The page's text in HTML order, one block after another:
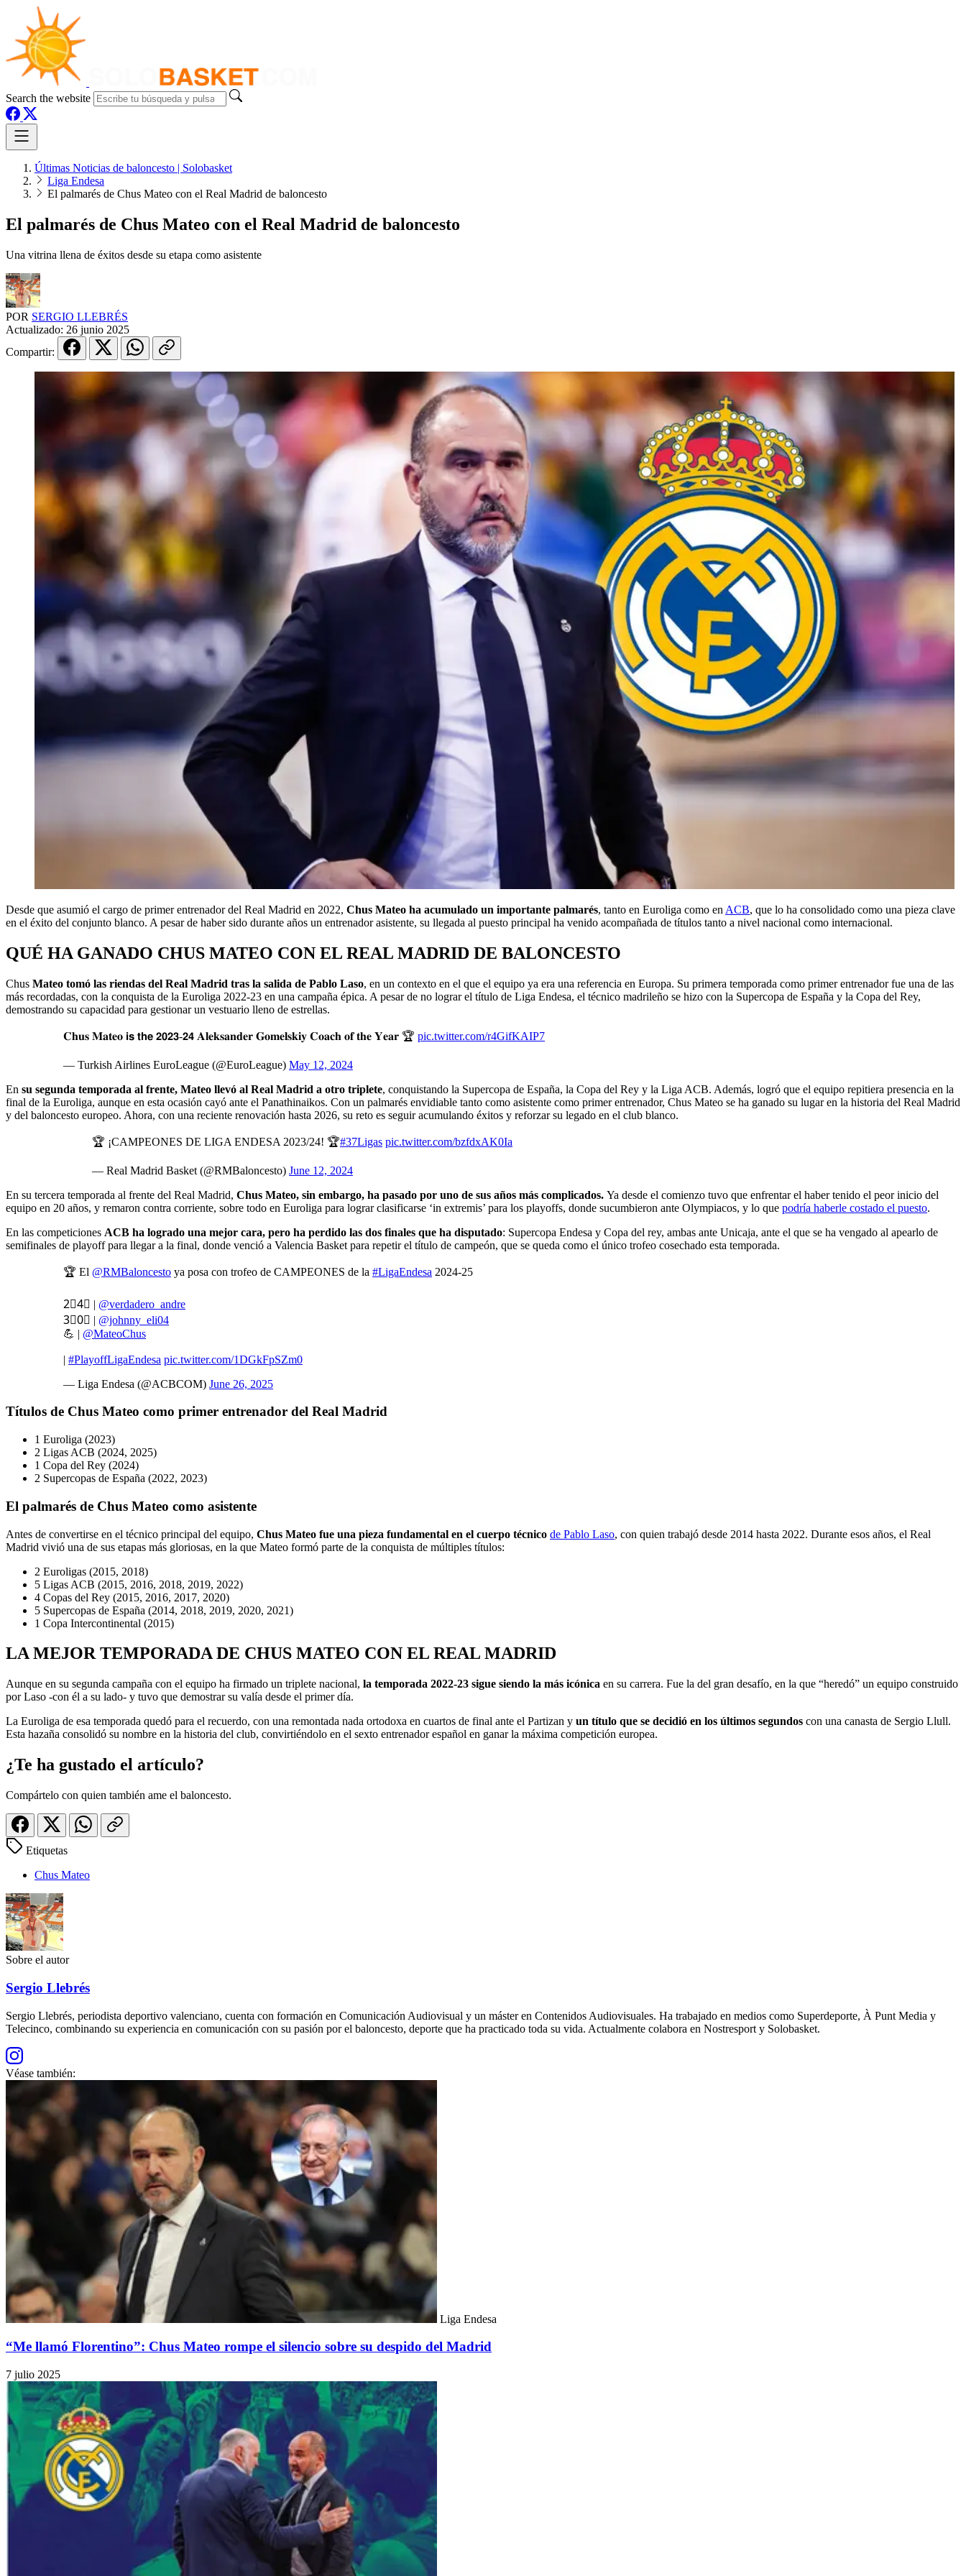
Search the website
Últimas Noticias de baloncesto | Solobasket
Liga Endesa
El palmarés de Chus Mateo con el Real Madrid de baloncesto
El palmarés de Chus Mateo con el Real Madrid de baloncesto
Una vitrina llena de éxitos desde su etapa como asistente
POR SERGIO LLEBRÉS
Actualizado: 26 junio 2025
Compartir:
Desde que asumió el cargo de primer entrenador del Real Madrid en 2022, Chus Mateo ha acumulado un importante palmarés, tanto en Euroliga como en ACB, que lo ha consolidado como una pieza clave
en el éxito del conjunto blanco. A pesar de haber sido durante años un entrenador asistente, su llegada al puesto principal ha venido acompañada de títulos tanto a nivel nacional como internacional.
QUÉ HA GANADO CHUS MATEO CON EL REAL MADRID DE BALONCESTO
Chus Mateo tomó las riendas del Real Madrid tras la salida de Pablo Laso, en un contexto en el que el equipo ya era una referencia en Europa. Su primera temporada como primer entrenador fue una de las
más recordadas, con la conquista de la Euroliga 2022-23 en una campaña épica. A pesar de no lograr el título de Liga Endesa, el técnico madrileño se hizo con la Supercopa de España y la Copa del Rey,
demostrando su capacidad para gestionar un vestuario lleno de estrellas.
𝐂𝐡𝐮𝐬 𝐌𝐚𝐭𝐞𝐨 𝗶𝘀 𝘁𝗵𝗲 𝟮𝟬𝟮𝟯-𝟮𝟰 𝐀𝐥𝐞𝐤𝐬𝐚𝐧𝐝𝐞𝐫 𝐆𝐨𝐦𝐞𝐥𝐬𝐤𝐢𝐲 𝐂𝐨𝐚𝐜𝐡 𝐨𝐟 𝐭𝐡𝐞 𝐘𝐞𝐚𝐫 🏆 pic.twitter.com/r4GifKAIP7
— Turkish Airlines EuroLeague (@EuroLeague) May 12, 2024
En su segunda temporada al frente, Mateo llevó al Real Madrid a otro triplete, conquistando la Supercopa de España, la Copa del Rey y la Liga ACB. Además, logró que el equipo repitiera presencia en la
final de la Euroliga, aunque en esta ocasión cayó ante el Panathinaikos. Con un palmarés envidiable tanto como asistente como primer entrenador, Chus Mateo se ha ganado su lugar en la historia del Real Madrid
y del baloncesto europeo. Ahora, con una reciente renovación hasta 2026, su reto es seguir acumulando éxitos y reforzar su legado en el club blanco.
🏆 ¡CAMPEONES DE LIGA ENDESA 2023/24! 🏆#37Ligas pic.twitter.com/bzfdxAK0Ia
— Real Madrid Basket (@RMBaloncesto) June 12, 2024
En su tercera temporada al frente del Real Madrid, Chus Mateo, sin embargo, ha pasado por uno de sus años más complicados. Ya desde el comienzo tuvo que enfrentar el haber tenido el peor inicio del
equipo en 20 años, y remaron contra corriente, sobre todo en Euroliga para lograr clasificarse ‘in extremis’ para los playoffs, donde sucumbieron ante Olympiacos, y lo que podría haberle costado el puesto.
En las competiciones ACB ha logrado una mejor cara, pero ha perdido las dos finales que ha disputado: Supercopa Endesa y Copa del rey, ambas ante Unicaja, ante el que se ha vengado al apearlo de
semifinales de playoff para llegar a la final, donde venció a Valencia Basket para repetir el título de campeón, que se queda como el único trofeo cosechado esta temporada.
🏆 El @RMBaloncesto ya posa con trofeo de CAMPEONES de la #LigaEndesa 2024-25
2⃣4⃣ | @verdadero_andre
3⃣0⃣ | @johnny_eli04
💪 | @MateoChus
| #PlayoffLigaEndesa pic.twitter.com/1DGkFpSZm0
— Liga Endesa (@ACBCOM) June 26, 2025
Títulos de Chus Mateo como primer entrenador del Real Madrid
1 Euroliga (2023)
2 Ligas ACB (2024, 2025)
1 Copa del Rey (2024)
2 Supercopas de España (2022, 2023)
El palmarés de Chus Mateo como asistente
Antes de convertirse en el técnico principal del equipo, Chus Mateo fue una pieza fundamental en el cuerpo técnico de Pablo Laso, con quien trabajó desde 2014 hasta 2022. Durante esos años, el Real
Madrid vivió una de sus etapas más gloriosas, en la que Mateo formó parte de la conquista de múltiples títulos:
2 Euroligas (2015, 2018)
5 Ligas ACB (2015, 2016, 2018, 2019, 2022)
4 Copas del Rey (2015, 2016, 2017, 2020)
5 Supercopas de España (2014, 2018, 2019, 2020, 2021)
1 Copa Intercontinental (2015)
LA MEJOR TEMPORADA DE CHUS MATEO CON EL REAL MADRID
Aunque en su segunda campaña con el equipo ha firmado un triplete nacional, la temporada 2022-23 sigue siendo la más icónica en su carrera. Fue la del gran desafío, en la que “heredó” un equipo construido
por Laso -con él a su lado- y tuvo que demostrar su valía desde el primer día.
La Euroliga de esa temporada quedó para el recuerdo, con una remontada nada ortodoxa en cuartos de final ante el Partizan y un título que se decidió en los últimos segundos con una canasta de Sergio Llull.
Esta hazaña consolidó su nombre en la historia del club, convirtiéndolo en el sexto entrenador español en ganar la máxima competición europea.
¿Te ha gustado el artículo?
Compártelo con quien también ame el baloncesto.
Etiquetas
Chus Mateo
Sobre el autor
Sergio Llebrés
Sergio Llebrés, periodista deportivo valenciano, cuenta con formación en Comunicación Audiovisual y un máster en Contenidos Audiovisuales. Ha trabajado en medios como Superdeporte, À Punt Media y
Telecinco, combinando su experiencia en comunicación con su pasión por el baloncesto, deporte que ha practicado toda su vida. Actualmente colabora en Nostresport y Solobasket.
Véase también:
Liga Endesa
“Me llamó Florentino”: Chus Mateo rompe el silencio sobre su despido del Madrid
7 julio 2025